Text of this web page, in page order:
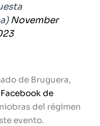
November
de Bruguera,
Facebook de
del régimen
evento.